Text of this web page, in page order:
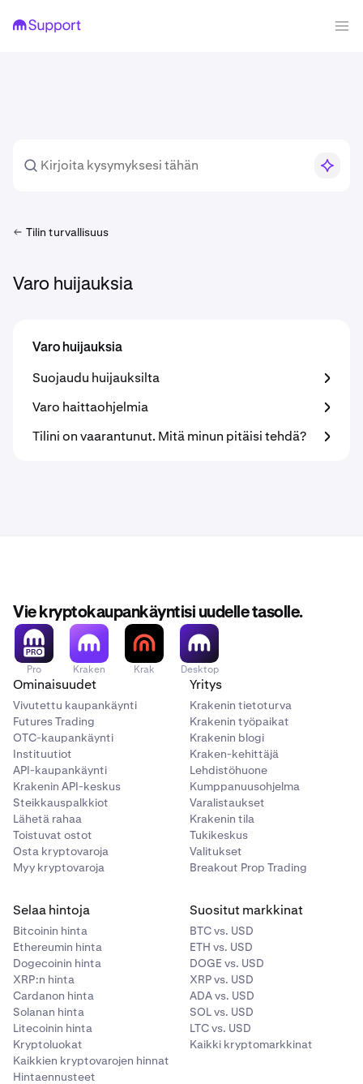
Tilin turvallisuus
Varo huijauksia
Varo huijauksia
Suojaudu huijauksilta
Varo haittaohjelmia
Tilini on vaarantunut. Mitä minun pitäisi tehdä?
Vie kryptokaupankäyntisi uudelle tasolle.
Pro Kraken Krak Desktop
Ominaisuudet
Vivutettu kaupankäynti
Futures Trading
OTC-kaupankäynti
Instituutiot
API-kaupankäynti
Krakenin API-keskus
Steikkauspalkkiot
Lähetä rahaa
Toistuvat ostot
Osta kryptovaroja
Myy kryptovaroja
Yritys
Krakenin tietoturva
Krakenin työpaikat
Krakenin blogi
Kraken-kehittäjä
Lehdistöhuone
Kumppanuusohjelma
Varalistaukset
Krakenin tila
Tukikeskus
Valitukset
Breakout Prop Trading
Selaa hintoja
Bitcoinin hinta
Ethereumin hinta
Dogecoinin hinta
XRP:n hinta
Cardanon hinta
Solanan hinta
Litecoinin hinta
Kryptoluokat
Kaikkien kryptovarojen hinnat
Hintaennusteet
Suositut markkinat
BTC vs. USD
ETH vs. USD
DOGE vs. USD
XRP vs. USD
ADA vs. USD
SOL vs. USD
LTC vs. USD
Kaikki kryptomarkkinat